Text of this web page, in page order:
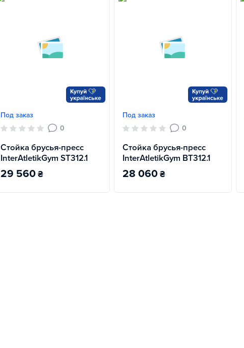
Под заказ
0
Стойка брусья-пресс
InterAtletikGym ST312.1
29 560₴
Под заказ
0
Стойка брусья-пресс
InterAtletikGym BT312.1
28 060₴